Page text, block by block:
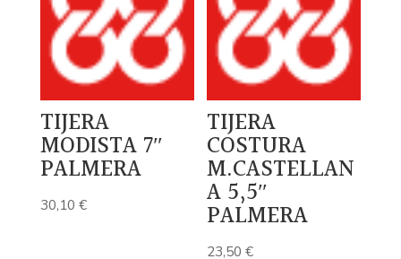
TIJERA
MODISTA 7″
PALMERA
30,10 €
TIJERA
COSTURA
M.CASTELLAN
A 5,5″
PALMERA
23,50€